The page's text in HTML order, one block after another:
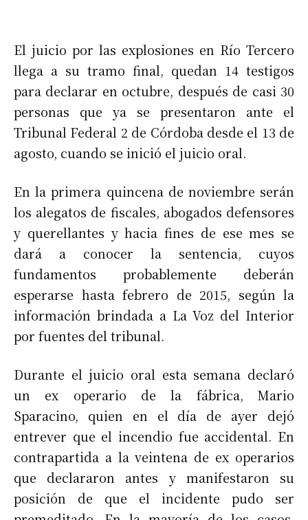
El juicio por las explosiones en Río Tercero
llega a su tramo final, quedan 14 testigos
para declarar en octubre, después de casi 30
personas que ya se presentaron ante el
Tribunal Federal 2 de Córdoba desde el 13 de
agosto, cuando se inició el juicio oral.
En la primera quincena de noviembre serán
los alegatos de fiscales, abogados defensores
y querellantes y hacia fines de ese mes se
dará a conocer la sentencia, cuyos
fundamentos probablemente deberán
esperarse hasta febrero de 2015, según la
información brindada a La Voz del Interior
por fuentes del tribunal.
Durante el juicio oral esta semana declaró
un ex operario de la fábrica, Mario
Sparacino, quien en el día de ayer dejó
entrever que el incendio fue accidental. En
contrapartida a la veintena de ex operarios
que declararon antes y manifestaron su
posición de que el incidente pudo ser